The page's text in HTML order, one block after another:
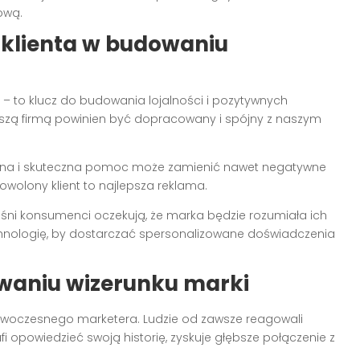
w budowaniu
to klucz do budowania lojalności i pozytywnych
firmą powinien być dopracowany i spójny z naszym
i skuteczna pomoc może zamienić nawet negatywne
klient to najlepsza reklama.
konsumenci oczekują, że marka będzie rozumiała ich
by dostarczać spersonalizowane doświadczenia
wizerunku marki
marketera. Ludzie od zawsze reagowali
swoją historię, zyskuje głębsze połączenie z